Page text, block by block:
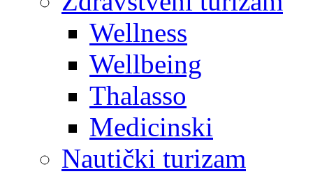
Wellness
Wellbeing
Thalasso
Medicinski
Nautički turizam